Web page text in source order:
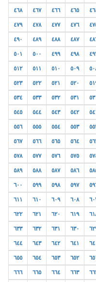
٤٦٥ ٤٦٦ ٤٦٧ ٤٦٨
٤٧٦ ٤٧٧ ٤٧٨ ٤٧٩
٤٨٧ ٤٨٨ ٤٨٩ ٤٩٠
٤٩٨ ٤٩٩ ٥٠٠ ٥٠١
٥٠٩ ٥١٠ ٥١١ ٥١٢
٥٢٠ ٥٢١ ٥٢٢ ٥٢٣
٥٣١ ٥٣٢ ٥٣٣ ٥٣٤
٥٤٢ ٥٤٣ ٥٤٤ ٥٤٥
٥٥٣ ٥٥٤ ٥٥٥ ٥٥٦
٥٦٤ ٥٦٥ ٥٦٦ ٥٦٧
٥٧٥ ٥٧٦ ٥٧٧ ٥٧٨
٥٨٦ ٥٨٧ ٥٨٨ ٥٨٩
٥٩٧ ٥٩٨ ٥٩٩ ٦٠٠
٦٠٨ ٦٠٩ ٦١٠ ٦١١
٦١٩ ٦٢٠ ٦٢١ ٦٢٢
٦٣٠ ٦٣١ ٦٣٢ ٦٣٣
٦٤١ ٦٤٢ ٦٤٣ ٦٤٤
٦٥٢ ٦٥٣ ٦٥٤ ٦٥٥
٦٦٣ ٦٦٤ ٦٦٥ ٦٦٦